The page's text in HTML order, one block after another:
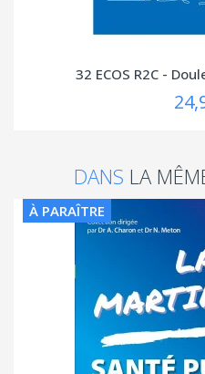
32 ECOS R2C -
DANS LA
À PARAÎTRE